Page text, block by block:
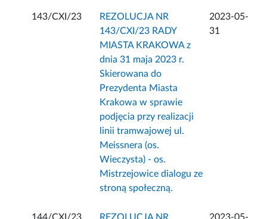
143/CXI/23
REZOLUCJA NR
143/CXI/23 RADY
MIASTA KRAKOWA z
dnia 31 maja 2023 r.
Skierowana do
Prezydenta Miasta
Krakowa w sprawie
podjęcia przy realizacji
linii tramwajowej ul.
Meissnera (os.
Wieczysta) - os.
Mistrzejowice dialogu ze
stroną społeczną.
2023-05-
31